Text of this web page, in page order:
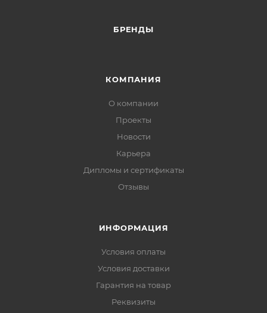
БРЕНДЫ
КОМПАНИЯ
О компании
Проекты
Новости
Карьера
Дипломы и сертификаты
Отзывы
ИНФОРМАЦИЯ
Условия оплаты
Условия доставки
Гарантия на товар
Реквизиты